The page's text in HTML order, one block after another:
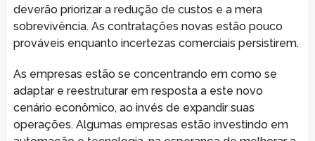
deverão priorizar a redução de custos e a mera
sobrevivência. As contratações novas estão pouco
prováveis enquanto incertezas comerciais persistirem.
As empresas estão se concentrando em como se
adaptar e reestruturar em resposta a este novo
cenário econômico, ao invés de expandir suas
operações. Algumas empresas estão investindo em